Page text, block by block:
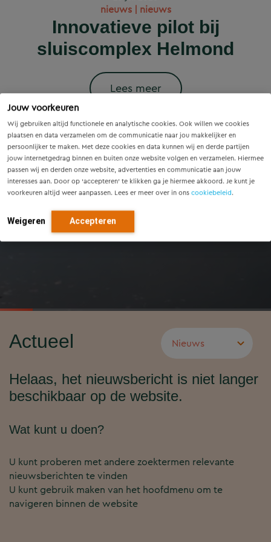
Jouw voorkeuren
Wij gebruiken altijd functionele en analytische cookies. Ook willen we cookies
plaatsen en data verzamelen om de communicatie naar jou makkelijker en
persoonlijker te maken. Met deze cookies en data kunnen wij en derde partijen
jouw internetgedrag binnen en buiten onze website volgen en verzamelen. Hiermee
passen wij en derden onze website, advertenties en communicatie aan jouw
interesses aan. Door op ‘accepteren’ te klikken ga je hiermee akkoord. Je kunt je
voorkeuren altijd weer aanpassen. Lees er meer over in ons cookiebeleid.
Weigeren Accepteren
woningbouwprojecten
krijgen straks
voorrang op het
stroomnet?
Lees meer
nieuws | nieuws
Innovatieve pilot bij
sluiscomplex Helmond
Lees meer
Slim onderzoek
voorkomt onnodige
vervanging van
Eindhovense tunnel
Voorzieningenscan
Drenthe: inzicht voor
vandaag, richting voor
morgen
Wet versterking regie
volkshuisvesting in
werking: wat betekent
dit voor gemeenten?
Actueel
Helaas, het nieuwsbericht is niet langer
beschikbaar op de website.
Wat kunt u doen?
U kunt proberen met andere zoektermen relevante
nieuwsberichten te vinden
U kunt gebruik maken van het hoofdmenu om te
navigeren binnen de website